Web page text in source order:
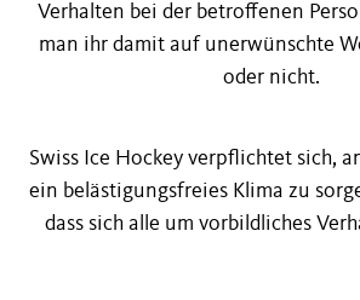
Verhalten bei der betroffenen
man ihr damit auf unerwünschte
oder nicht.
Swiss Ice Hockey verpflichtet sich,
ein belästigungsfreies Klima zu
dass sich alle um vorbildliches